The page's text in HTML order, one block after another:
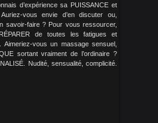
d’expérience sa PUISSANCE et
vous envie d’en discuter ou,
savoir-faire ? Pour vous ressourcer,
de toutes les fatigues et
Aimeriez-vous un massage sensuel,
sortant vraiment de l’ordinaire ?
Nudité, sensualité, complicité.